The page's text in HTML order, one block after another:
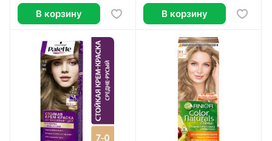
В корзину В корзину